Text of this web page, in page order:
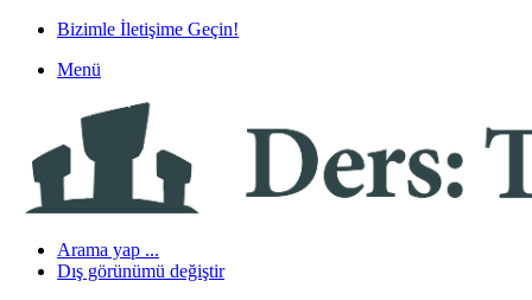
Bizimle İletişime Geçin!
Menü
Arama yap ...
Dış görünümü değiştir